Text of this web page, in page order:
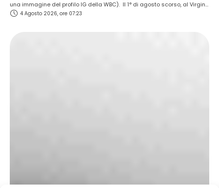
una immagine del profilo IG della WBC). Il 1° di agosto scorso, al Virgin
Hotels di Las Vegas, il trentenne messicano di San Mateo Atenco,
4 Agosto 2026, ore 07:23